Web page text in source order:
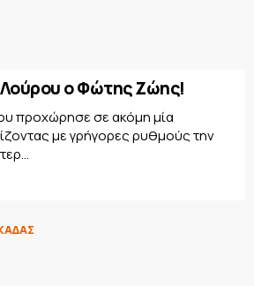
ο Φώτης Ζώης!
προχώρησε σε ακόμη μία
με γρήγορες ρυθμούς την